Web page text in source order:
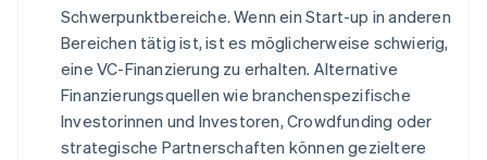
Schwerpunktbereiche. Wenn ein Start-up in anderen
Bereichen tätig ist, ist es möglicherweise schwierig,
eine VC-Finanzierung zu erhalten. Alternative
Finanzierungsquellen wie branchenspezifische
Investorinnen und Investoren, Crowdfunding oder
strategische Partnerschaften können gezieltere